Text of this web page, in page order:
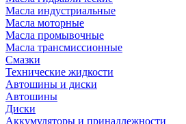
Масла индустриальные
Масла моторные
Масла промывочные
Масла трансмиссионные
Смазки
Технические жидкости
Автошины и диски
Автошины
Диски
Аккумуляторы и принадлежности